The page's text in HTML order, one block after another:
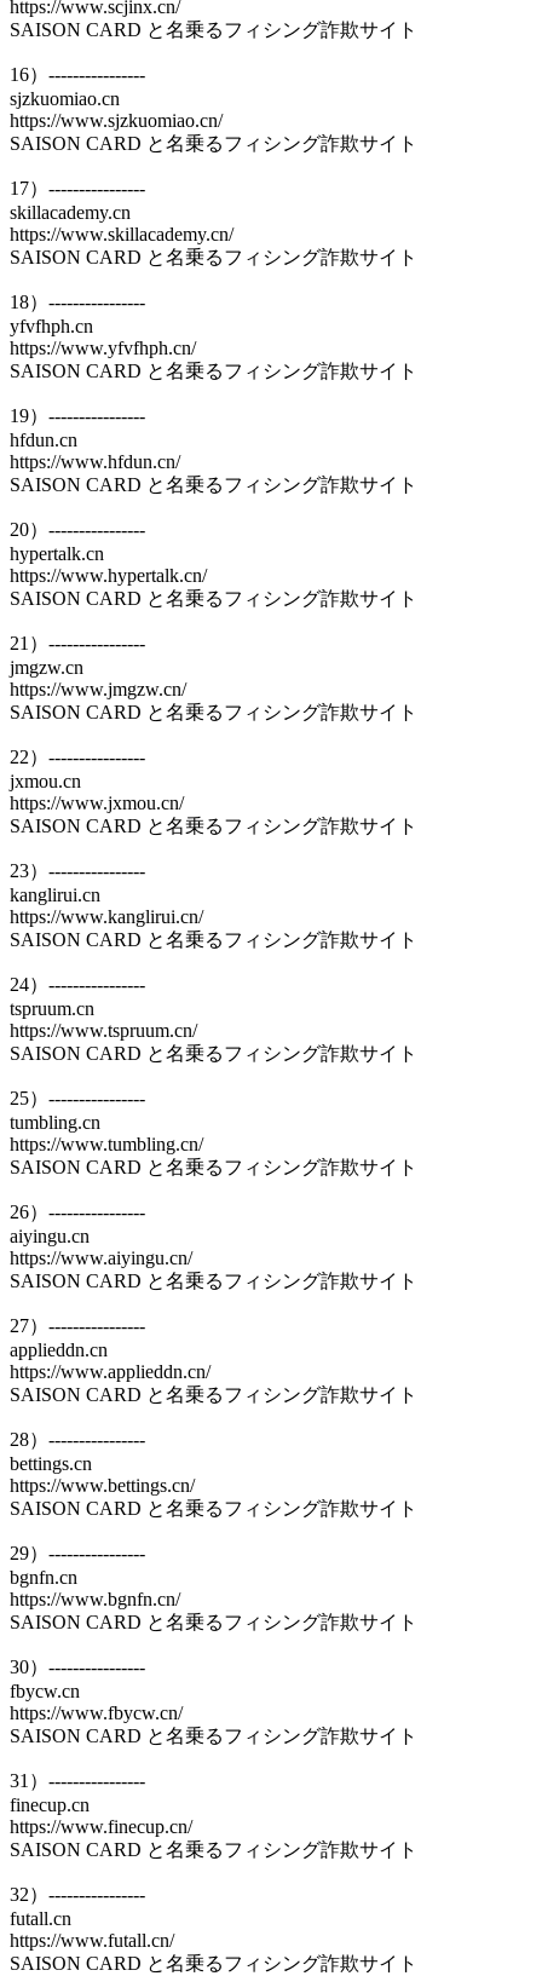
https://www.scjinx.cn/
SAISON CARD と名乗るフィシング詐欺サイト
16）----------------
sjzkuomiao.cn
https://www.sjzkuomiao.cn/
SAISON CARD と名乗るフィシング詐欺サイト
17）----------------
skillacademy.cn
https://www.skillacademy.cn/
SAISON CARD と名乗るフィシング詐欺サイト
18）----------------
yfvfhph.cn
https://www.yfvfhph.cn/
SAISON CARD と名乗るフィシング詐欺サイト
19）----------------
hfdun.cn
https://www.hfdun.cn/
SAISON CARD と名乗るフィシング詐欺サイト
20）----------------
hypertalk.cn
https://www.hypertalk.cn/
SAISON CARD と名乗るフィシング詐欺サイト
21）----------------
jmgzw.cn
https://www.jmgzw.cn/
SAISON CARD と名乗るフィシング詐欺サイト
22）----------------
jxmou.cn
https://www.jxmou.cn/
SAISON CARD と名乗るフィシング詐欺サイト
23）----------------
kanglirui.cn
https://www.kanglirui.cn/
SAISON CARD と名乗るフィシング詐欺サイト
24）----------------
tspruum.cn
https://www.tspruum.cn/
SAISON CARD と名乗るフィシング詐欺サイト
25）----------------
tumbling.cn
https://www.tumbling.cn/
SAISON CARD と名乗るフィシング詐欺サイト
26）----------------
aiyingu.cn
https://www.aiyingu.cn/
SAISON CARD と名乗るフィシング詐欺サイト
27）----------------
applieddn.cn
https://www.applieddn.cn/
SAISON CARD と名乗るフィシング詐欺サイト
28）----------------
bettings.cn
https://www.bettings.cn/
SAISON CARD と名乗るフィシング詐欺サイト
29）----------------
bgnfn.cn
https://www.bgnfn.cn/
SAISON CARD と名乗るフィシング詐欺サイト
30）----------------
fbycw.cn
https://www.fbycw.cn/
SAISON CARD と名乗るフィシング詐欺サイト
31）----------------
finecup.cn
https://www.finecup.cn/
SAISON CARD と名乗るフィシング詐欺サイト
32）----------------
futall.cn
https://www.futall.cn/
SAISON CARD と名乗るフィシング詐欺サイト